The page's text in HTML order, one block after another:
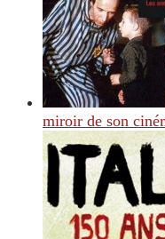
miroir de son